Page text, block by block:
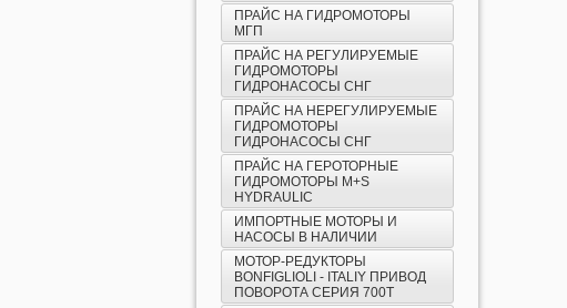
ПРАЙС НА ГИДРОМОТОРЫ
МГП
ПРАЙС НА РЕГУЛИРУЕМЫЕ
ГИДРОМОТОРЫ
ГИДРОНАСОСЫ СНГ
ПРАЙС НА НЕРЕГУЛИРУЕМЫЕ
ГИДРОМОТОРЫ
ГИДРОНАСОСЫ СНГ
ПРАЙС НА ГЕРОТОРНЫЕ
ГИДРОМОТОРЫ М+S
HYDRAULIC
ИМПОРТНЫЕ МОТОРЫ И
НАСОСЫ В НАЛИЧИИ
МОТОР-РЕДУКТОРЫ
BONFIGLIOLI - ITALIY ПРИВОД
ПОВОРОТА СЕРИЯ 700T